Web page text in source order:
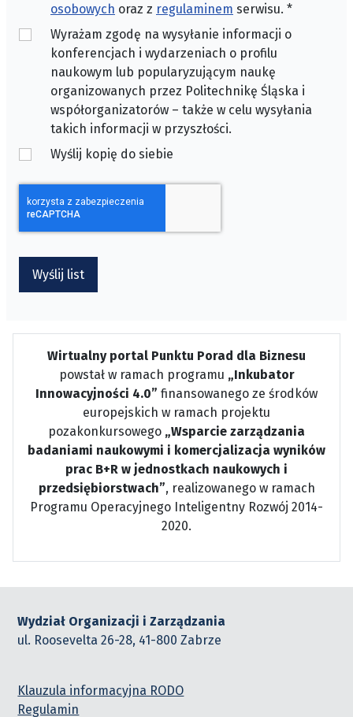
osobowych oraz z regulaminem serwisu. *
Wyrażam zgodę na wysyłanie informacji o
konferencjach i wydarzeniach o profilu
naukowym lub popularyzującym naukę
organizowanych przez Politechnikę Śląska i
współorganizatorów – także w celu wysyłania
takich informacji w przyszłości.
Wyślij kopię do siebie
Wyślij list
Wirtualny portal Punktu Porad dla Biznesu
powstał w ramach programu „Inkubator
Innowacyjności 4.0” finansowanego ze środków
europejskich w ramach projektu
pozakonkursowego „Wsparcie zarządzania
badaniami naukowymi i komercjalizacja wyników
prac B+R w jednostkach naukowych i
przedsiębiorstwach”, realizowanego w ramach
Programu Operacyjnego Inteligentny Rozwój 2014-
2020.
Wydział Organizacji i Zarządzania
ul. Roosevelta 26-28, 41-800 Zabrze
Klauzula informacyjna RODO
Regulamin